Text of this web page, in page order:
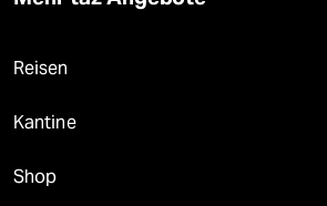
Reisen
Kantine
Shop